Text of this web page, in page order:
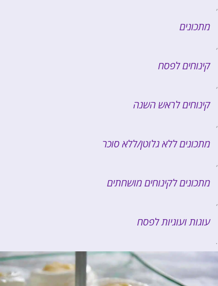
,
מתכונים
,
קינוחים לפסח
,
קינוחים לראש השנה
,
מתכונים ללא גלוטן/ללא סוכר
,
מתכונים לקינוחים מושחתים
,
עוגות ועוגיות לפסח
.